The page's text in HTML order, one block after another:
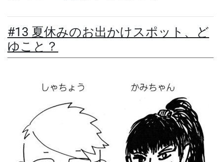
#13 夏休みのお出かけスポット、ど
ゆこと？